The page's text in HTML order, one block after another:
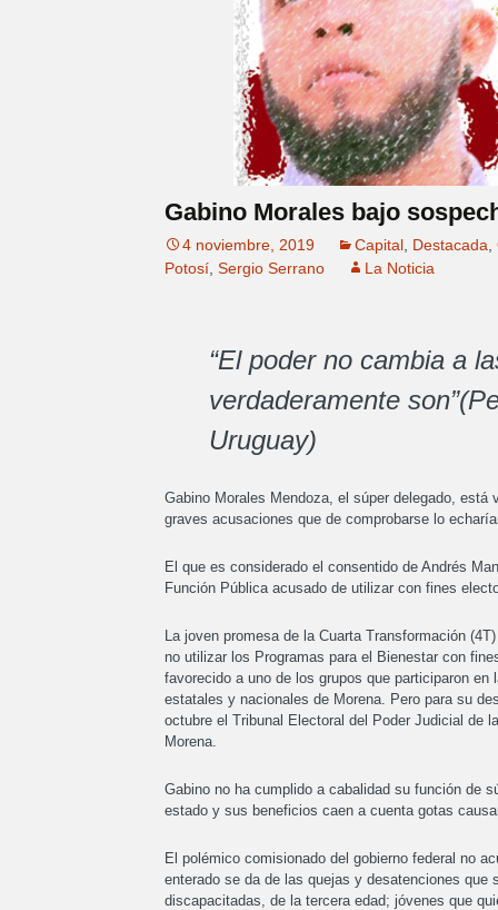
Gabino Morales bajo
4 noviembre, 2019 Capital Destacada
Potosí Sergio Serrano La Noticia
“El poder no cambia a
verdaderamente
Uruguay)
Gabino Morales Mendoza, el súper delegado,
graves acusaciones que de comprobarse lo
El que es considerado el consentido de Andrés
Función Pública acusado de utilizar con fines
La joven promesa de la Cuarta Transformación
no utilizar los Programas para el Bienestar con
favorecido a uno de los grupos que participaron
estatales y nacionales de Morena. Pero para su
octubre el Tribunal Electoral del Poder Judicial de
Morena.
Gabino no ha cumplido a cabalidad su función de
estado y sus beneficios caen a cuenta gotas
El polémico comisionado del gobierno federal no
enterado se da de las quejas y desatenciones que
discapacitadas, de la tercera edad; jóvenes que